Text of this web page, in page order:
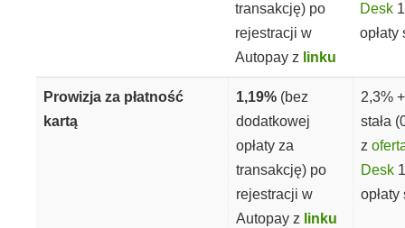
transakcję) po
rejestracji w
Autopay z linku
Desk
opłaty
Prowizja za płatność
kartą
1,19% (bez
dodatkowej
opłaty za
transakcję) po
rejestracji w
Autopay z linku
2,3%
stała
z
Desk
opłaty